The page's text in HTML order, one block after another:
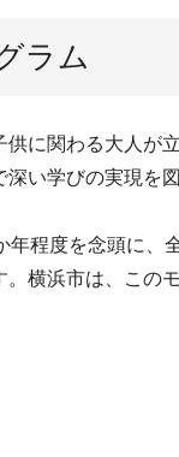
ラム
供に関わる大人
い学びの実現を
程度を念頭に、
横浜市は、この